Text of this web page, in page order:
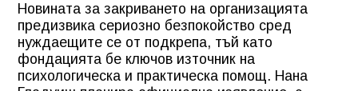
Новината за закриването на организацията
предизвика сериозно безпокойство сред
нуждаещите се от подкрепа, тъй като
фондацията бе ключов източник на
психологическа и практическа помощ. Нана